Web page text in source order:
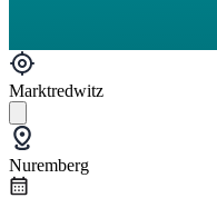
Marktredwitz
Nuremberg